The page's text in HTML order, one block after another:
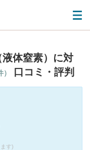
体窒素）に対
） 口コミ・評判
す)